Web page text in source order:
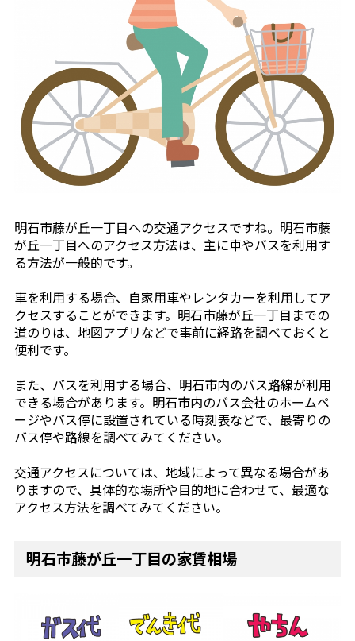
明石市藤が丘一丁目への交通アクセスですね。明石市藤
が丘一丁目へのアクセス方法は、主に車やバスを利用す
る方法が一般的です。
車を利用する場合、自家用車やレンタカーを利用してア
クセスすることができます。明石市藤が丘一丁目までの
道のりは、地図アプリなどで事前に経路を調べておくと
便利です。
また、バスを利用する場合、明石市内のバス路線が利用
できる場合があります。明石市内のバス会社のホームペ
ージやバス停に設置されている時刻表などで、最寄りの
バス停や路線を調べてみてください。
交通アクセスについては、地域によって異なる場合があ
りますので、具体的な場所や目的地に合わせて、最適な
アクセス方法を調べてみてください。
明石市藤が丘一丁目の家賃相場